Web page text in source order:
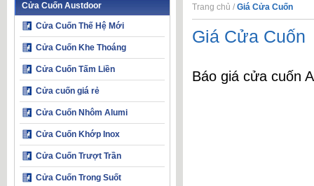
Cửa Cuốn Austdoor
Cửa Cuốn Thế Hệ Mới
Cửa Cuốn Khe Thoáng
Cửa Cuốn Tấm Liền
Cửa cuốn giá rẻ
Cửa Cuốn Nhôm Alumi
Cửa Cuốn Khớp Inox
Cửa Cuốn Trượt Trần
Cửa Cuốn Trong Suốt
Trang chủ / Giá Cửa Cuốn
Giá Cửa Cuốn
Báo giá cửa cuốn